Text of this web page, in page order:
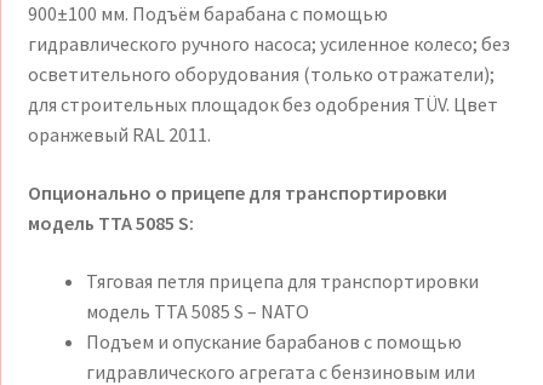
900±100 мм. Подъём барабана с помощью
гидравлического ручного насоса; усиленное колесо; без
осветительного оборудования (только отражатели);
для строительных площадок без одобрения TÜV. Цвет
оранжевый RAL 2011.
Опционально о прицепе для транспортировки
модель TTA 5085 S:
Тяговая петля прицепа для транспортировки
модель TTA 5085 S – NATO
Подъем и опускание барабанов с помощью
гидравлического агрегата с бензиновым или